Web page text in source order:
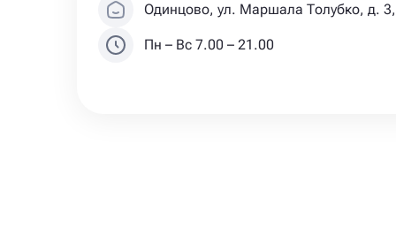
Одинцово, ул. Маршала Толубко, д. 3,
Пн – Вс 7.00 – 21.00